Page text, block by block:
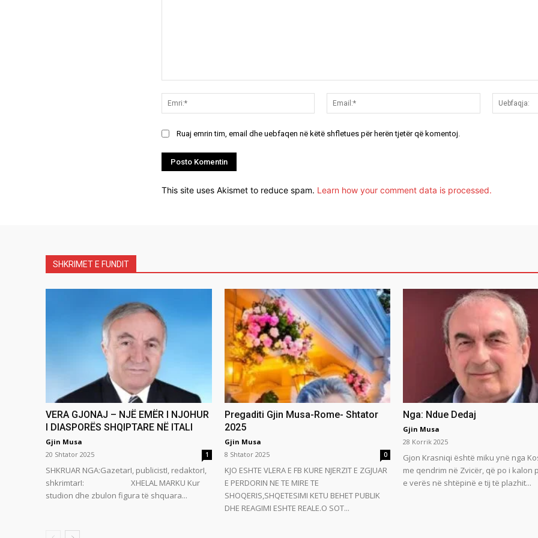
Emri:*
Email:*
Ruaj emrin tim, email dhe uebfaqen në këtë shfletues për herën tjetër që komentoj.
This site uses Akismet to reduce spam. Learn how your comment data is processed.
SHKRIMET E FUNDIT
VERA GJONAJ – NJË EMËR I NJOHUR
I DIASPORËS SHQIPTARE NË ITALI
Gjin Musa
20 Shtator 2025
1
SHKRUAR NGA:GazetarI, publicistI, redaktorI,
shkrimtarI: XHELAL MARKU Kur
studion dhe zbulon figura të shquara...
Pregaditi Gjin Musa-Rome- Shtator
2025
Gjin Musa
8 Shtator 2025
0
KJO ESHTE VLERA E FB KURE NJERZIT E ZGJUAR
E PERDORIN NE TE MIRE TE
SHOQERIS,SHQETESIMI KETU BEHET PUBLIK
DHE REAGIMI ESHTE REALE.O SOT...
Nga: Ndue Dedaj
Gjin Musa
28 Korrik 2025
Gjon Krasniqi është miku ynë nga
me qendrim në Zvicër, që po i kalon
e verës në shtëpinë e tij të plazhit...